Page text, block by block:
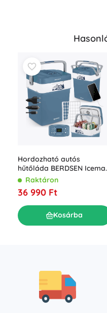
Hordozható autós
hűtőláda BERDSEN
29 l ECO móddal – kék
Raktáron
36 990 Ft
Kosárba